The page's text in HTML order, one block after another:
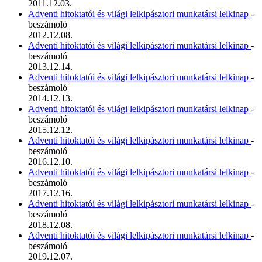
2011.12.03.
Adventi hitoktatói és világi lelkipásztori munkatársi lelkinap -
beszámoló
2012.12.08.
Adventi hitoktatói és világi lelkipásztori munkatársi lelkinap -
beszámoló
2013.12.14.
Adventi hitoktatói és világi lelkipásztori munkatársi lelkinap -
beszámoló
2014.12.13.
Adventi hitoktatói és világi lelkipásztori munkatársi lelkinap -
beszámoló
2015.12.12.
Adventi hitoktatói és világi lelkipásztori munkatársi lelkinap -
beszámoló
2016.12.10.
Adventi hitoktatói és világi lelkipásztori munkatársi lelkinap -
beszámoló
2017.12.16.
Adventi hitoktatói és világi lelkipásztori munkatársi lelkinap -
beszámoló
2018.12.08.
Adventi hitoktatói és világi lelkipásztori munkatársi lelkinap -
beszámoló
2019.12.07.